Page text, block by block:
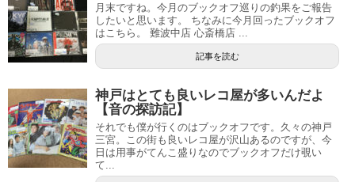
月末ですね。今月のブックオフ巡りの釣果をご報告
したいと思います。 ちなみに今月回ったブックオフ
はこちら。 難波中店 心斎橋店 ...
記事を読む
神戸はとても良いレコ屋が多いんだよ
【音の探訪記】
それでも僕が行くのはブックオフです。久々の神戸
三宮。この街も良いレコ屋が沢山あるのですが、今
日は用事がてんこ盛りなのでブックオフだけ覗い
て...